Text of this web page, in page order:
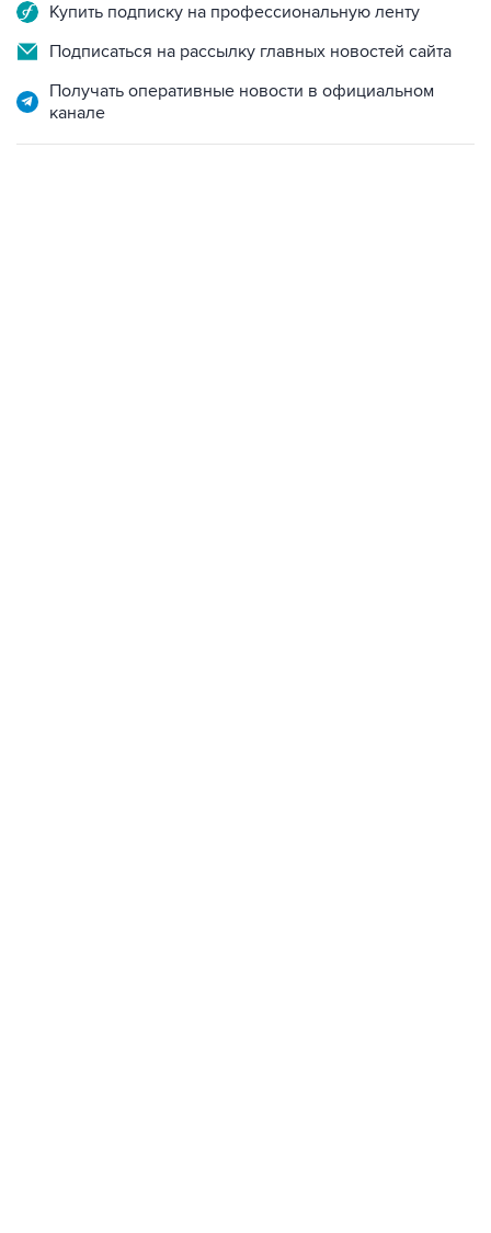
Купить подписку на профессиональную ленту
Подписаться на рассылку главных новостей сайта
Получать оперативные новости в официальном
канале